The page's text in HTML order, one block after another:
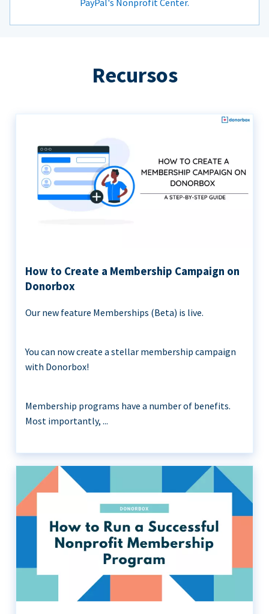
Recursos
How to Create a Membership Campaign on
Donorbox
Our new feature Memberships (Beta) is live.
You can now create a stellar membership campaign
with Donorbox!
Membership programs have a number of benefits.
Most importantly, ...